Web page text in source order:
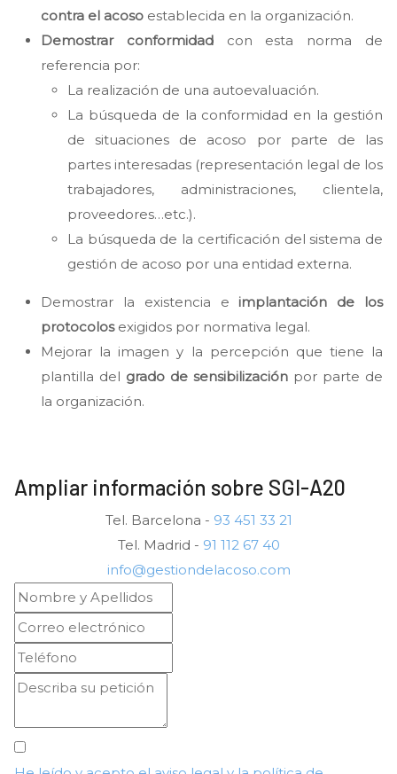
contra el acoso establecida en la organización.
Demostrar conformidadcon esta norma de
referencia por:
La realización de una autoevaluación.
La búsqueda de la conformidad en la gestión
de situaciones de acoso por parte de las
partes interesadas (representación legal de los
trabajadores, administraciones, clientela,
proveedores…etc.).
La búsqueda de la certificación del sistema de
gestión de acoso por una entidad externa.
Demostrar la existencia e implantación de los
protocolosexigidos por normativa legal.
Mejorar la imagen y la percepción que tiene la
plantilla del grado de sensibilización por parte de
la organización.
Ampliar información sobre SGI-A20
Tel. Barcelona - 93 451 33 21
Tel. Madrid - 91 112 67 40
info@gestiondelacoso.com